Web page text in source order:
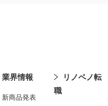
業界情報
新商品発表
リノベノ転
職